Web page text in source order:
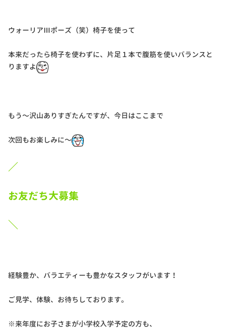
ウォーリアⅢポーズ（笑）椅子を使って
本来だったら椅子を使わずに、片足１本で腹筋を使いバランスと
りますよ
もう〜沢山ありすぎたんですが、今日はここまで
次回もお楽しみに〜
／
お友だち大募集
＼
経験豊か、バラエティーも豊かなスタッフがいます！
ご見学、体験、お待ちしております。
※来年度にお子さまが小学校入学予定の方も、